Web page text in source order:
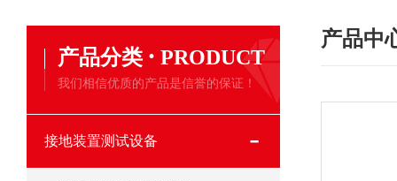
产品分类 · PRODUCT
我们相信优质的产品是信誉的保证！
接地装置测试设备
产品中